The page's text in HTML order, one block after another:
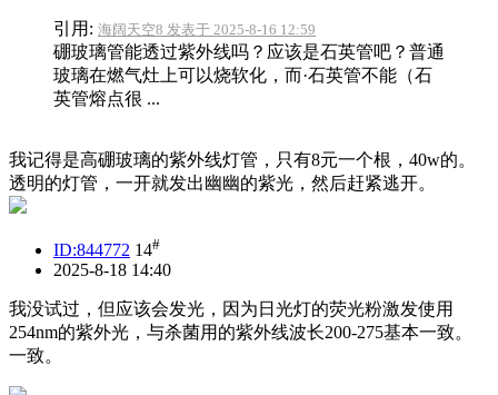
引用: 海阔天空8 发表于 2025-8-16 12:59
硼玻璃管能透过紫外线吗？应该是石英管吧？普通
玻璃在燃气灶上可以烧软化，而·石英管不能（石
英管熔点很 ...
我记得是高硼玻璃的紫外线灯管，只有8元一个根，40w的。
透明的灯管，一开就发出幽幽的紫光，然后赶紧逃开。
ID:844772 14#
2025-8-18 14:40
我没试过，但应该会发光，因为日光灯的荧光粉激发使用
254nm的紫外光，与杀菌用的紫外线波长200-275基本一致。
一致。